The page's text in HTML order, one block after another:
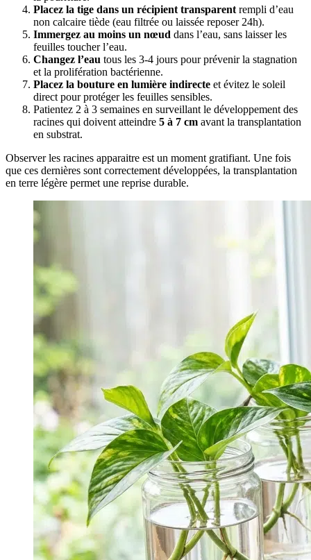
Placez la tige dans un récipient transparent rempli d’eau
non calcaire tiède (eau filtrée ou laissée reposer 24h).
Immergez au moins un nœud dans l’eau, sans laisser les
feuilles toucher l’eau.
Changez l’eau tous les 3-4 jours pour prévenir la stagnation
et la prolifération bactérienne.
Placez la bouture en lumière indirecte et évitez le soleil
direct pour protéger les feuilles sensibles.
Patientez 2 à 3 semaines en surveillant le développement des
racines qui doivent atteindre 5 à 7 cm avant la transplantation
en substrat.
Observer les racines apparaitre est un moment gratifiant. Une fois
que ces dernières sont correctement développées, la transplantation
en terre légère permet une reprise durable.